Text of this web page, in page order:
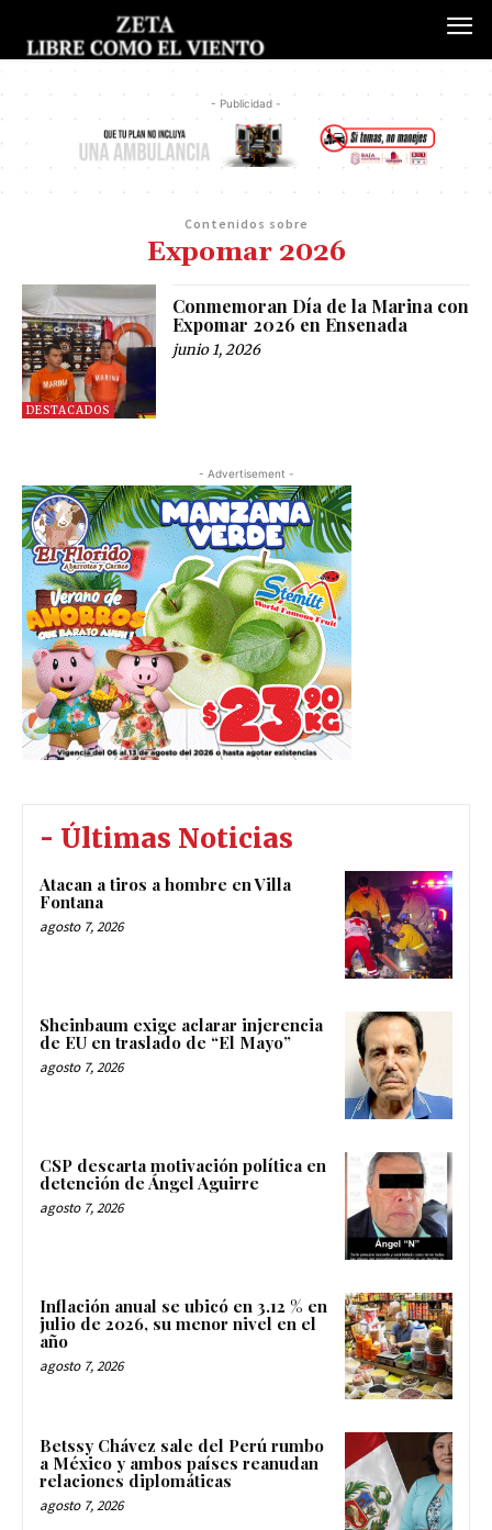
- Publicidad -
Contenidos sobre
Expomar 2026
DESTACADOS
Conmemoran Día de la Marina con
Expomar 2026 en Ensenada
junio 1, 2026
- Advertisement -
- Últimas Noticias
Atacan a tiros a hombre en Villa
Fontana
agosto 7, 2026
Sheinbaum exige aclarar injerencia
de EU en traslado de “El Mayo”
agosto 7, 2026
CSP descarta motivación política en
detención de Ángel Aguirre
agosto 7, 2026
Inflación anual se ubicó en 3.12 % en
julio de 2026, su menor nivel en el
año
agosto 7, 2026
Betssy Chávez sale del Perú rumbo
a México y ambos países reanudan
relaciones diplomáticas
agosto 7, 2026